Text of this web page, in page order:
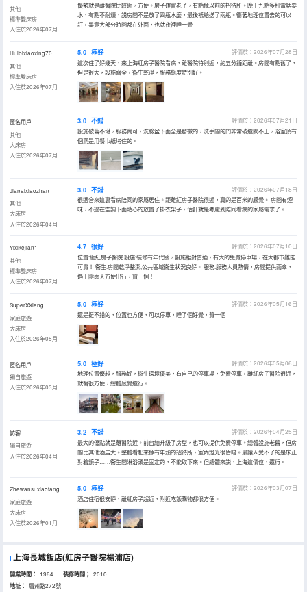
其他
標準雙床房
入住於2026年07月
優勢就是離醫院比較近，方便。房子確實老了，有點像以前的招待所。晚上九點多打電話要
水，有點不耐煩，説房間不是放了四瓶水麼，最後衹給送了兩瓶。衝著地理位置去的可以
訂，畢竟大部分時間都在外面，也就夜裡睡一覺
Huibixiaoxing70
其他
標準雙床房
入住於2026年07月
5.0 極好
評價於：2026年07月28日
這次住了好幾天，來上海紅房子醫院看病，離醫院特別近，約五分鐘距離。房間有點舊了，
但是很大，設施齊全，衞生乾淨，服務態度特別好。
匿名用戶
其他
大床房
入住於2026年07月
3.0 不錯
評價於：2026年07月21日
設施破舊不堪，服務尚可，洗臉盆下面全是發黴的，洗手間的門非常破還關不上，浴室頂有
個洞是用餐巾紙堵住的。
Jianaixiaozhan
其他
大床房
入住於2026年04月
3.0 不錯
評價於：2026年07月18日
很適合來這裏看病陪同的家屬居住。距離紅房子醫院很近，真的是百米的感覺。 房間有煙
味，不過在空調下面貼心的放置了掛衣架子，估計就是考慮到陪同看病的家屬需求了。
Yixikejian1
其他
標準雙床房
入住於2026年07月
4.7 很好
評價於：2026年07月10日
位置:近紅房子醫院 設施:裝修有年代感，設施相對普通，有大的免費停車場，在大都市難能
可貴！ 衞生:房間乾淨整潔,公共區域衞生狀況良好。 服務:服務人員熱情，房間提供雨傘，
遇上陰雨天方便出行，贊一個！
SuperXXiang
家庭旅遊
大床房
入住於2026年05月
5.0 極好
評價於：2026年05月16日
還是挺不錯的，位置也方便，可以停車，睡了個好覺，贊一個
匿名用戶
獨自旅遊
入住於2026年03月
5.0 極好
評價於：2026年05月06日
地理位置優越，服務好，衞生環境優美，有自己的停車場，免費停車，離紅房子醫院很近，
就醫很方便，總體感覺還行。
訪客
獨自旅遊
入住於2026年04月
3.2 不錯
評價於：2026年04月25日
最大的優點就是離醫院近。前台給升級了房型，也可以提供免費停車。總體設施老舊，但房
間比其他酒店大。整體看起來像有年頭的招待所，室內燈光很昏暗。最讓人受不了的是床正
對着鏡子……衞生間淋浴頭是固定的，不能取下來。但總體來説，上海這價位，還行。
Zhewansuxiaotang
家庭旅遊
大床房
入住於2026年01月
5.0 極好
評價於：2026年03月07日
酒店住宿很安靜，離紅房子超近，附近吃飯購物都很方便。
上海長城飯店(紅房子醫院楊浦店)
開業時間： 1984 装修時間； 2010
地址：
眉州路272號